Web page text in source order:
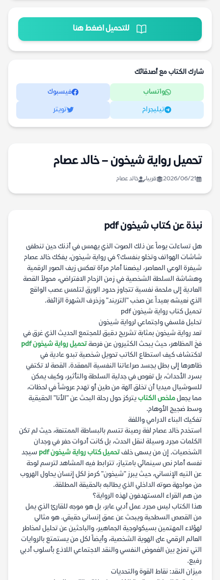
للتحميل اضغط هنا
شارك الكتاب مع أصدقائك
واتساب فيسبوك
تيليجرام تويتر
تحميل رواية شيخون – خالد عصام
2026/06/21 قريبا خالد عصام
نبذة عن كتاب شيخون pdf
هل تساءلت يوماً عن ذلك الصوت الذي يهمس في أذنك حين تنطفئ
شاشات الهواتف وتخلو بنفسك؟ في رواية شيخون، يفكك خالد عصام
شيفرة الوعي المعاصر، ليضعنا أمام مرآة تعكس زيف الصور الرقمية
وهشاشة السلطة الشخصية في زمن الزحام الافتراضي، محولاً القصة
العادية إلى ملحمة نفسية تتجاوز حدود الورق لتلمس عصب الواقع
الذي نعيشه بعيداً عن صخب "التريند" وزخرف الشهرة الزائفة.
تحميل كتاب رواية شيخون pdf
تحليل فلسفي واجتماعي لرواية شيخون
تعد رواية شيخون بمثابة تشريح دقيق للمجتمع الحديث الذي غرق في
فخ المظاهر، حيث يبحث الكثيرون عن فرصةتحميل رواية شيخون pdf
لاكتشاف كيف استطاع الكاتب تحويل شخصية تبدو عادية في
ظاهرها إلى بطل يجسد صراعاتنا النفسية المعقدة. القصة لا تكتفي
بسرد الأحداث، بل تغوص في جدلية السلطة والتأثير، وكيف يمكن
للسوشيال ميديا أن تخلق آلهة من طين أو تهدم عروشاً في لحظات،
مما يجعلملخص الكتابيتركز حول رحلة البحث عن "الأنا" الحقيقية
وسط ضجيج الأوهام.
تفكيك البناء الدرامي واللغة
استخدم خالد عصام لغة رصينة تتسم بالبساطة الممتنعة، حيث لم تكن
الكلمات مجرد وسيلة لنقل الحدث، بل كانت أدوات حفر في وجدان
الشخصيات. إن من يسعى خلفتحميل كتاب رواية شيخون pdf
سيجد
نفسه أمام نص سينمائي بامتياز، تترابط فيه المشاهد لترسم لوحة
عن التيه الإنساني، حيث يبرز "شيخون" كرمز لكل إنسان يحاول الهروب
من مواجهة صوته الداخلي الذي يطالبه بالحقيقة المطلقة.
من هم القراء المستهدفون لهذه الرواية؟
هذا الكتاب ليس مجرد عمل أدبي عابر، بل هو موجه للقارئ الذي يمل
من القصص السطحية ويبحث عن عمق إنساني حقيقي. هو مثالي
لهؤلاء المهتمين بسيكولوجية الجماهير، والباحثين عن تحليل لمخاطر
العالم الرقمي على الهوية الشخصية، وأيضاً لكل من يستمتع بالروايات
التي تمزج بين الغموض النفسي والنقد الاجتماعي اللاذع بأسلوب أدبي
رفيع.
ميزان النقد: نقاط القوة والتحديات